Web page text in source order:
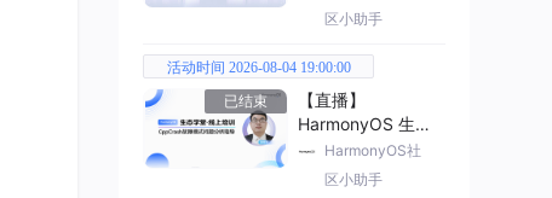
区小助手
活动时间 2026-08-04 19:00:00
已结束
【直播】
HarmonyOS 生态
学堂·线上培训
HarmonyOS社
区小助手